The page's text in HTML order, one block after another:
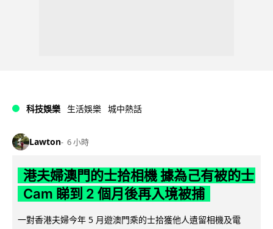
科技娛樂 生活娛樂 城中熱話
Lawton 6 小時
港夫婦澳門的士拾相機 據為己有被的士
Cam 睇到 2 個月後再入境被捕
一對香港夫婦今年 5 月遊澳門乘的士拾獲他人遺留相機及電